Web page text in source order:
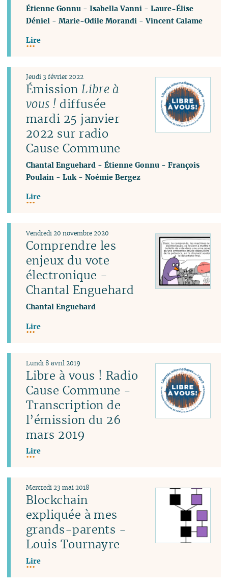
Étienne Gonnu -Isabella Vanni -Laure-Élise
Déniel -Marie-Odile Morandi -Vincent Calame
Lire
ÉmissionLibre à
vous ! diffusée
mardi 25 janvier
2022 sur radio
Cause Commune
Jeudi 3 février 2022
Chantal Enguehard -Étienne Gonnu -François
Poulain -Luk-Noémie Bergez
Lire
Comprendre les
enjeux du vote
électronique -
Chantal Enguehard
Vendredi 20 novembre 2020
Chantal Enguehard
Lire
Libre à vous ! Radio
Cause Commune -
Transcription de
l’émission du 26
mars 2019
Lundi 8 avril 2019
Lire
Blockchain
expliquée à mes
grands-parents -
Louis Tournayre
Mercredi 23 mai 2018
Lire